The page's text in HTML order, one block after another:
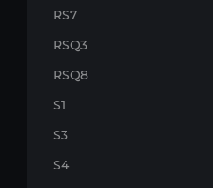
RS7
RSQ3
RSQ8
S1
S3
S4